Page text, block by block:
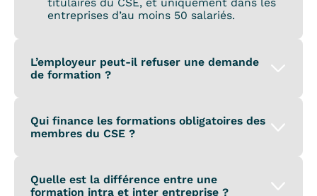
titulaires du CSE, et uniquement dans les
entreprises d’au moins 50 salariés.
L’employeur peut-il refuser une demande
de formation ?
Qui finance les formations obligatoires des
membres du CSE ?
Quelle est la différence entre une
formation intra et inter entreprise ?